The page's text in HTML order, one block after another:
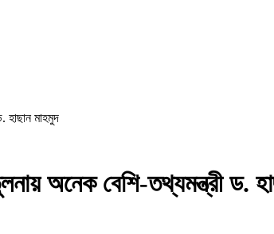
হাছান মাহমুদ
অনেক বেশি-তথ্যমন্ত্রী ড.